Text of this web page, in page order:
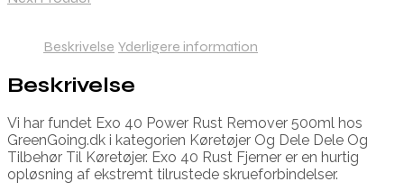
Beskrivelse Yderligere information
Beskrivelse
Vi har fundet Exo 40 Power Rust Remover 500ml hos
GreenGoing.dk i kategorien Køretøjer Og Dele Dele Og
Tilbehør Til Køretøjer. Exo 40 Rust Fjerner er en hurtig
opløsning af ekstremt tilrustede skrueforbindelser.